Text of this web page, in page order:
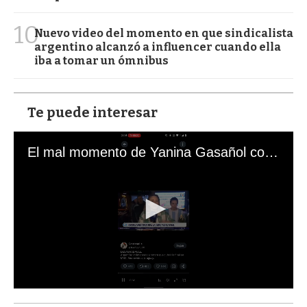
10Nuevo video del momento en que sindicalista
argentino alcanzó a influencer cuando ella
iba a tomar un ómnibus
Te puede interesar
El mal momento de Yanina Gasañol con un hincha argentino en "Subrayado"
s